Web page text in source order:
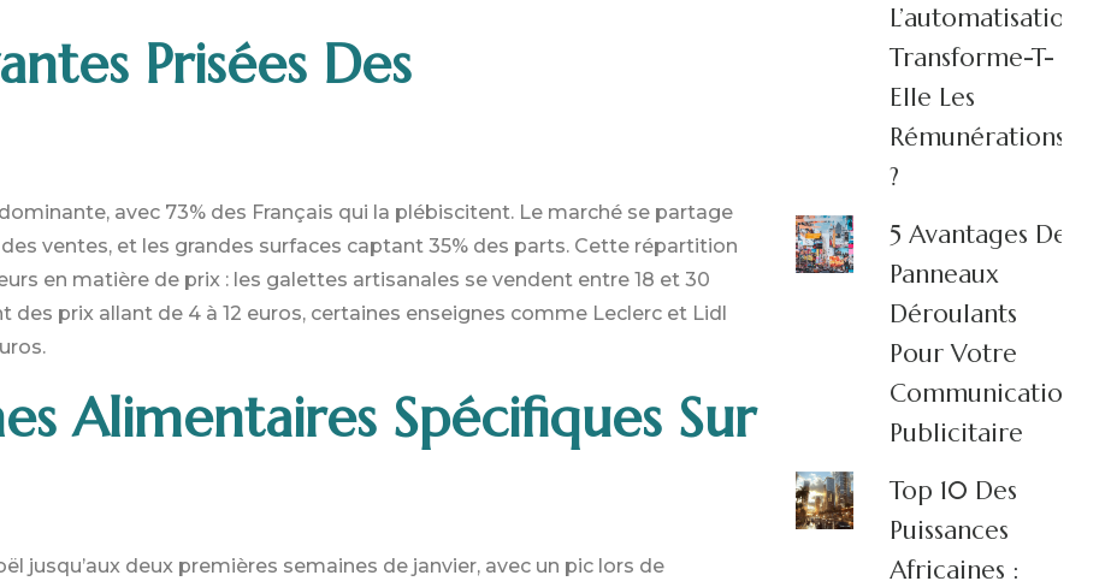
Prisées Des
avec 73% des Français qui la plébiscitent. Le marché se partage
ventes, et les grandes surfaces captant 35% des parts. Cette répartition
en matière de prix : les galettes artisanales se vendent entre 18 et 30
prix allant de 4 à 12 euros, certaines enseignes comme Leclerc et Lidl
Alimentaires Spécifiques Sur
jusqu’aux deux premières semaines de janvier, avec un pic lors de
L’automatisation
Transforme-T-
Elle Les
Rémunérations
?
5 Avantages Des
Panneaux
Déroulants
Pour Votre
Communication
Publicitaire
Top 10 Des
Puissances
Africaines :